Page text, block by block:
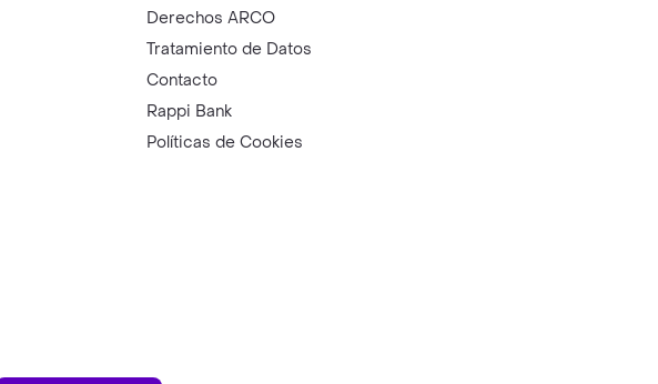
Derechos ARCO
Tratamiento de Datos
Contacto
Rappi Bank
Políticas de Cookies